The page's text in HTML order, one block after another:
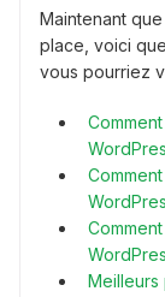
Maintenant
place, voici
vous pourriez
Meilleurs